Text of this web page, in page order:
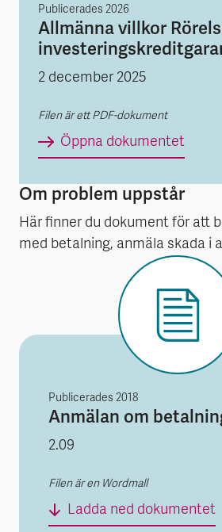
Publicerades 2026
Allmänna villkor
2 december 2025
Filen är ett PDF-dokument
Öppna dokumentet
Om problem uppstår
Här finner du dokument för att
med betalning, anmäla skada i
Publicerades 2018
Anmälan om
2.09
Filen är en Wordmall
Ladda ned dokumentet